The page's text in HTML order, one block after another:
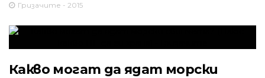
Гризачите - 2015
Какво могат да ядат морски